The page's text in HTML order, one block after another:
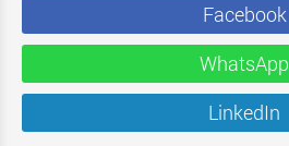
Facebook
WhatsApp
LinkedIn